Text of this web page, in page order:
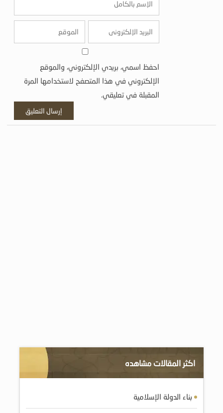
احفظ اسمي، بريدي الإلكتروني، والموقع
الإلكتروني في هذا المتصفح لاستخدامها المرة
المقبلة في تعليقي.
اكثر المقالات مشاهده
بناء الدولة الإسلامية